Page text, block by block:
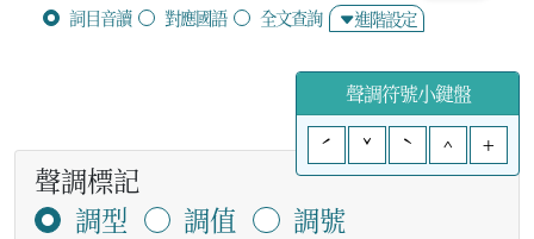
詞目音讀 對應國語 全文查詢 進階設定
聲調符號小鍵盤
ˊ
ˇ ˋ ^ +
聲調標記
調型
調值
調號